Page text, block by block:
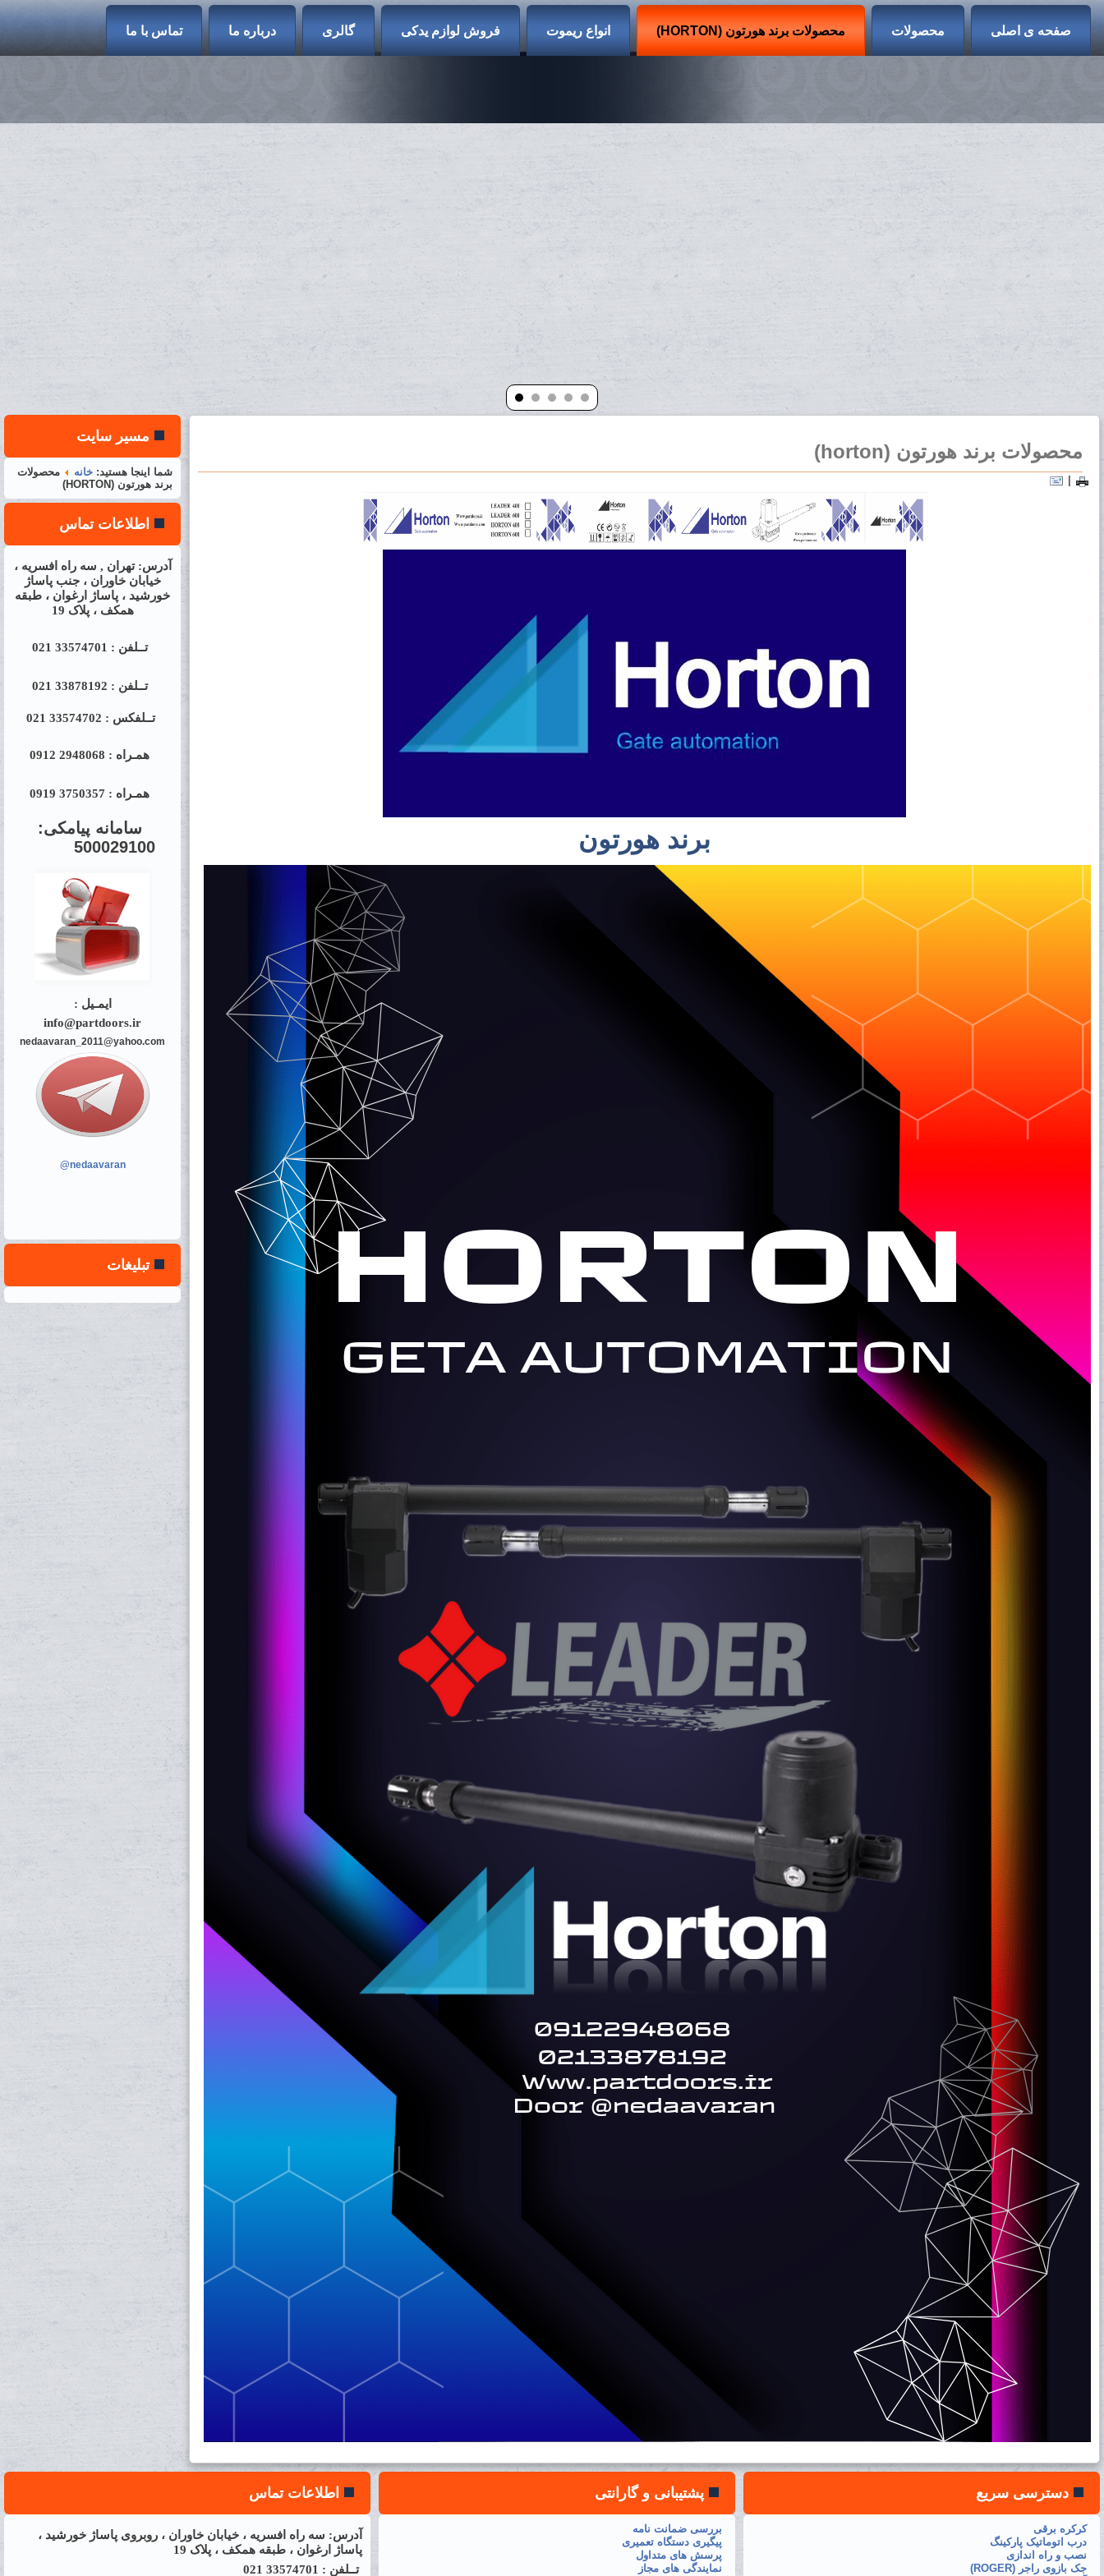
صفحه ی اصلی محصولات محصولات برند هورتون (HORTON) انواع ریموت فروش لوازم یدکی گالری درباره ما تماس با ما
محصولات برند هورتون (horton)
برند هورتون
مسیر سایت
شما اینجا هستید: خانه
محصولات
برند هورتون (HORTON)
اطلاعات تماس
آدرس: تهران , سه راه افسریه ،
خیابان خاوران ، جنب پاساژ
خورشید ، پاساژ ارغوان ، طبقه
همکف ، پلاک 19
تــلفن : 33574701 021
تــلفن : 33878192 021
تــلفکس : 33574702 021
همـراه : 2948068 0912
همـراه : 3750357 0919
سامانه پیامکی:
500029100
ایمـیل :
info@partdoors.ir
nedaavaran_2011@yahoo.com
@nedaavaran
تبلیغات
دسترسی سریع
کرکره برقی
درب اتوماتیک پارکینگ
نصب و راه اندازی
جک بازوی راجر (ROGER)
پشتیبانی و گارانتی
بررسی ضمانت نامه
پیگیری دستگاه تعمیری
پرسش های متداول
نمایندگی های مجاز
اطلاعات تماس
آدرس: سه راه افسریه ، خیابان خاوران ، روبروی پاساژ خورشید ،
پاساژ ارغوان ، طبقه همکف ، پلاک 19
تــلفن : 33574701 021